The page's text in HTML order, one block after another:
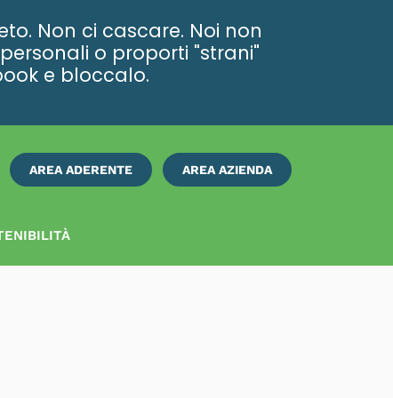
Non ci cascare. Noi non
o proporti "strani"
e bloccalo.
AREA ADERENTE AREA AZIENDA
ISCRIVITI